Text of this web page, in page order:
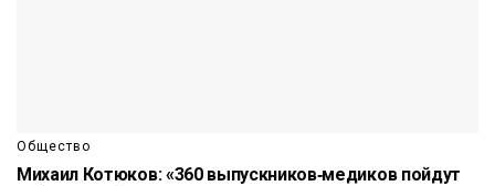
Общество
Михаил Котюков: «360 выпускников‑медиков пойдут